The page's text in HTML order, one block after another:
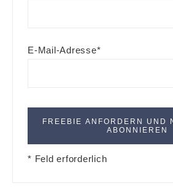
E-Mail-Adresse*
* Feld erforderlich